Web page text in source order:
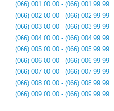
(066) 001 00 00 - (066) 001 99 99
(066) 002 00 00 - (066) 002 99 99
(066) 003 00 00 - (066) 003 99 99
(066) 004 00 00 - (066) 004 99 99
(066) 005 00 00 - (066) 005 99 99
(066) 006 00 00 - (066) 006 99 99
(066) 007 00 00 - (066) 007 99 99
(066) 008 00 00 - (066) 008 99 99
(066) 009 00 00 - (066) 009 99 99